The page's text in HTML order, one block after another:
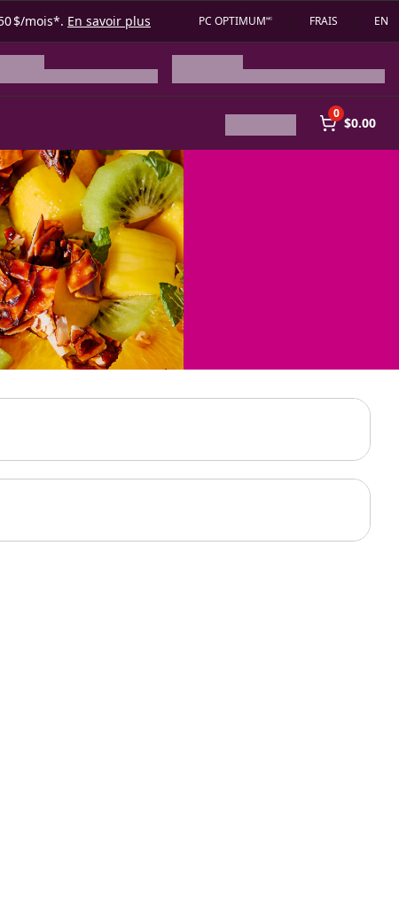
$/mois*. En savoir plus PC OPTIMUM🅪 FRAIS EN
0
$0.00